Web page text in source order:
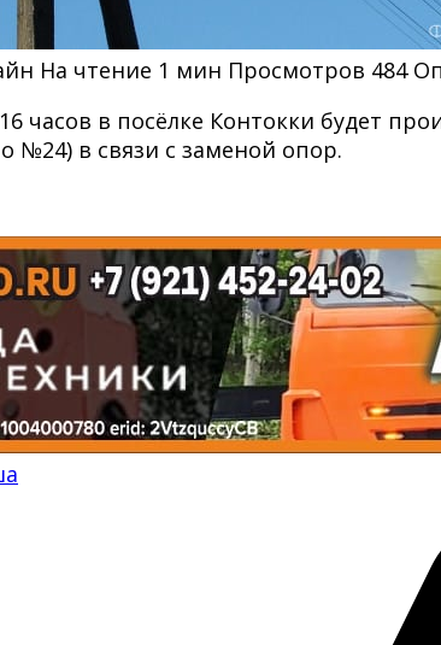
На чтение 1 мин Просмотров 484
часов в посёлке Контокки будет
№24) в связи с заменой опор.